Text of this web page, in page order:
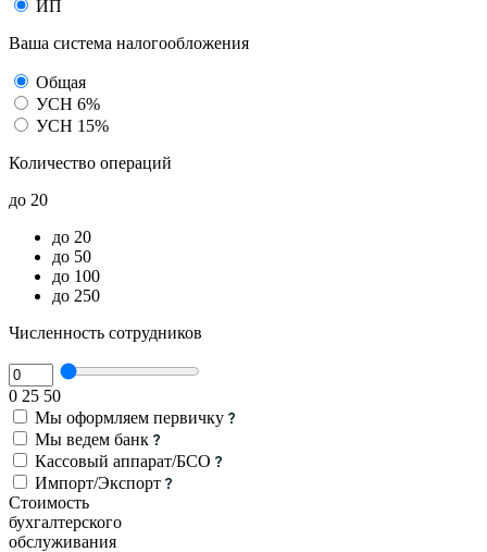
ИП
Ваша система налогообложения
Общая
УСН 6%
УСН 15%
Количество операций
до 20
до 20
до 50
до 100
до 250
Численность сотрудников
0 25 50
Мы оформляем первичку
Мы ведем банк
Кассовый аппарат/БСО
Импорт/Экспорт
Стоимость
бухгалтерского
обслуживания